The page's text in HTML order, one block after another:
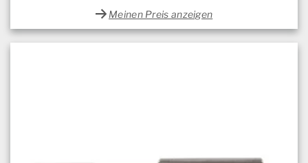
Meinen Preis anzeigen